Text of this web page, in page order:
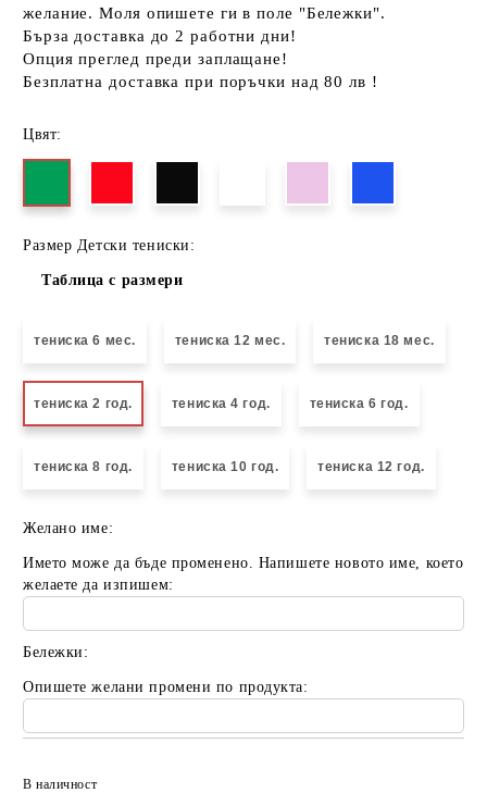
желание. Моля опишете ги в поле "Бележки".
Бърза доставка до 2 работни дни!
Опция преглед преди заплащане!
Безплатна доставка при поръчки над 80 лв !
Цвят:
Размер Детски тениски:
Таблица с размери
тениска 6 мес. тениска 12 мес. тениска 18 мес.
тениска 2 год. тениска 4 год. тениска 6 год.
тениска 8 год. тениска 10 год. тениска 12 год.
Желано име:
Името може да бъде променено. Напишете новото име, което
желаете да изпишем:
Бележки:
Опишете желани промени по продукта:
В наличност